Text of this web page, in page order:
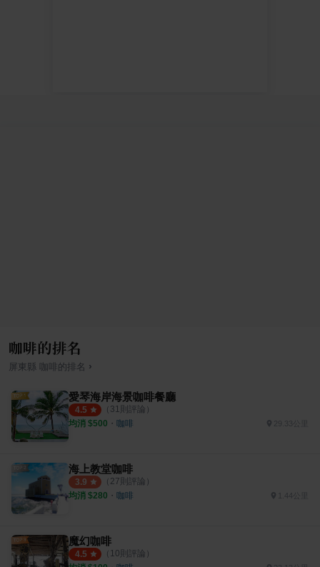
咖啡的排名
屏東縣 咖啡 的排名 ›
愛琴海岸海景咖啡餐廳
4.5 （ 31 則評論）
均消 $500 ・ 咖啡
海上教堂咖啡
3.9 （ 27則評論）
均消 $280 ・ 咖啡 1.44公里
魔幻咖啡
4.5 （ 10則評論）